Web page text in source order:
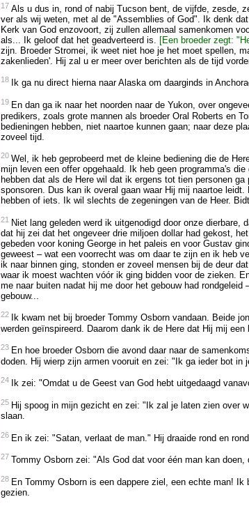
17 Als u dus in, rond of nabij Tucson bent, de vijfde, zesde,
ver als wij weten, met al de "Assemblies of God". Ik denk
Kerk van God enzovoort, zij zullen allemaal samenkomen
als... Ik geloof dat het geadverteerd is. [Een broeder zegt:
zijn. Broeder Stromei, ik weet niet hoe je het moet spellen,
zakenlieden'. Hij zal u er meer over berichten als de tijd
18 Ik ga nu direct hierna naar Alaska om daarginds in
19 En dan ga ik naar het noorden naar de Yukon, over
predikers, zoals grote mannen als broeder Oral Roberts en
bedieningen hebben, niet naartoe kunnen gaan; naar deze
zoveel tijd.
20 Wel, ik heb geprobeerd met de kleine bediening die de
mijn leven een offer opgehaald. Ik heb geen programma's
hebben dat als de Here wil dat ik ergens tot tien personen
sponsoren. Dus kan ik overal gaan waar Hij mij naartoe
hebben of iets. Ik wil slechts de zegeningen van de Heer.
21 Niet lang geleden werd ik uitgenodigd door onze
dat hij zei dat het ongeveer drie miljoen dollar had gekost,
gebeden voor koning George in het paleis en voor Gustav
geweest – wat een voorrecht was om daar te zijn en ik heb
ik naar binnen ging, stonden er zoveel mensen bij de deur
waar ik moest wachten vóór ik ging bidden voor de zieken.
me naar buiten nadat hij me door het gebouw had
gebouw...
22
Ik kwam net bij broeder Tommy Osborn vandaan. Beide
werden geïnspireerd. Daarom dank ik de Here dat Hij mij een
23 En hoe broeder Osborn die avond daar naar de
doden. Hij wierp zijn armen vooruit en zei: "Ik ga ieder bot in
24 Ik zei: "Omdat u de Geest van God hebt uitgedaagd
25 Hij spoog in mijn gezicht en zei: "Ik zal je laten zien over
slaan.
26 En ik zei: "Satan, verlaat de man." Hij draaide rond en
27 Tommy Osborn zei: "Als God dat voor één man kan
28 En Tommy Osborn is een dappere ziel, een echte man!
gezien.